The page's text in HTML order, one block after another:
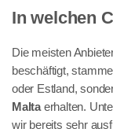
In welchen
Die meisten
beschäftigt,
oder Estland,
Maltaerhalten.
wir bereits sehr